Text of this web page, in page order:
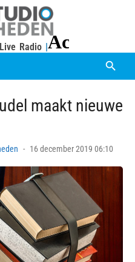
Live Radio |
maakt nieuwe
Posted
16 december 2019 06:10